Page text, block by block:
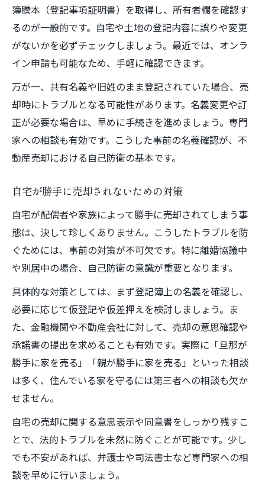
簿謄本（登記事項証明書）を取得し、所有者欄を確認す
るのが一般的です。自宅や土地の登記内容に誤りや変更
がないかを必ずチェックしましょう。最近では、オンラ
イン申請も可能なため、手軽に確認できます。
万が一、共有名義や旧姓のまま登記されていた場合、売
却時にトラブルとなる可能性があります。名義変更や訂
正が必要な場合は、早めに手続きを進めましょう。専門
家への相談も有効です。こうした事前の名義確認が、不
動産売却における自己防衛の基本です。
自宅が勝手に売却されないための対策
自宅が配偶者や家族によって勝手に売却されてしまう事
態は、決して珍しくありません。こうしたトラブルを防
ぐためには、事前の対策が不可欠です。特に離婚協議中
や別居中の場合、自己防衛の意識が重要となります。
具体的な対策としては、まず登記簿上の名義を確認し、
必要に応じて仮登記や仮差押えを検討しましょう。ま
た、金融機関や不動産会社に対して、売却の意思確認や
承諾書の提出を求めることも有効です。実際に「旦那が
勝手に家を売る」「親が勝手に家を売る」といった相談
は多く、住んでいる家を守るには第三者への相談も欠か
せません。
自宅の売却に関する意思表示や同意書をしっかり残すこ
とで、法的トラブルを未然に防ぐことが可能です。少し
でも不安があれば、弁護士や司法書士など専門家への相
談を早めに行いましょう。